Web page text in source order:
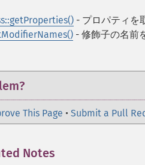
- プロパティを
- 修飾子の名前
This Page • Submit a Pull
Notes